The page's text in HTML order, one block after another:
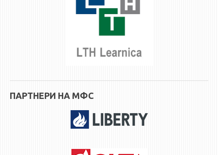
ПАРТНЕРИ НА МФС